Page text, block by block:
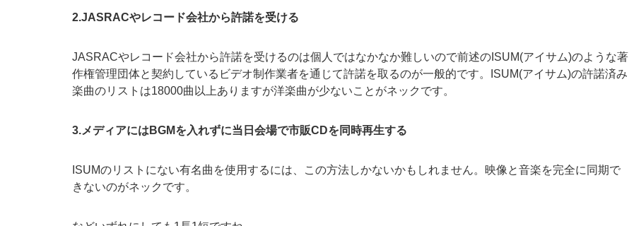
2.JASRACやレコード会社から許諾を受ける
JASRACやレコード会社から許諾を受けるのは個人ではなかなか難しいので前述のISUM(アイサム)のような著
作権管理団体と契約しているビデオ制作業者を通じて許諾を取るのが一般的です。ISUM(アイサム)の許諾済み
楽曲のリストは18000曲以上ありますが洋楽曲が少ないことがネックです。
3.メディアにはBGMを入れずに当日会場で市販CDを同時再生する
ISUMのリストにない有名曲を使用するには、この方法しかないかもしれません。映像と音楽を完全に同期で
きないのがネックです。